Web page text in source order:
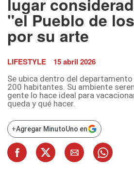
lugar
"el Pueblo de
por su arte
LIFESTYLE 15 abril 2026
Se ubica dentro del
200 habitantes. Su ambiente
gente lo hace ideal para
queda y qué hacer.
+Agregar MinutoUno en